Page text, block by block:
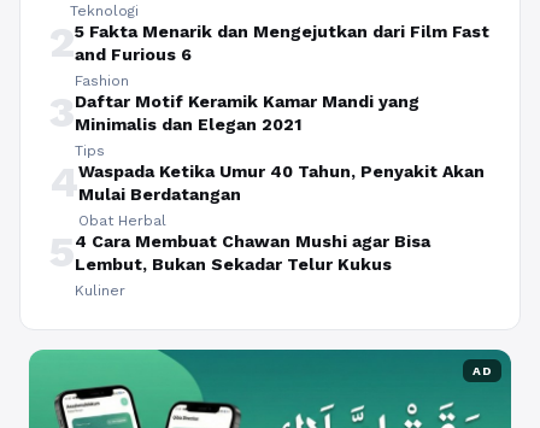
Teknologi
25 Fakta Menarik dan Mengejutkan dari Film Fast
and Furious 6
Fashion
3Daftar Motif Keramik Kamar Mandi yang
Minimalis dan Elegan 2021
Tips
4Waspada Ketika Umur 40 Tahun, Penyakit Akan
Mulai Berdatangan
Obat Herbal
54 Cara Membuat Chawan Mushi agar Bisa
Lembut, Bukan Sekadar Telur Kukus
Kuliner
AD